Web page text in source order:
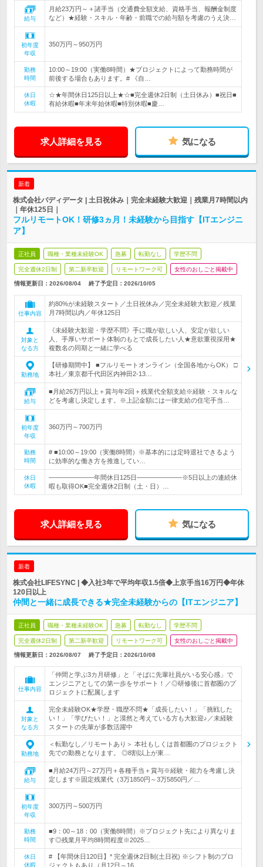
給与
月給23万円～＋諸手当（交通費全額支給、資格手当、報酬金制度
など）★経験・スキル・年齢・前職での給与額を考慮のうえ決…
初年度
年収
350万円～950万円
勤務
時間
10:00～19:00（実働8時間）★プロジェクトによって勤務時間が
前後する場合もあります。# 《自…
休日
休暇
☆★年間休日125日以上★☆■完全週休2日制（土日休み）■祝日■
有給休暇■年末年始休暇■特別休暇■慶…
求人詳細を見る 気になる
新着
株式会社バディデータ | 土日祝休み｜完全未経験大歓迎｜残業月7時間以内
｜年休125日｜
フルリモートOK！研修3ヵ月！未経験から目指す【ITエンジニ
ア】
正社員 職種・業種未経験OK 急募 転勤なし 学歴不問
完全週休2日制 第二新卒歓迎 リモートワーク可 女性のおしごと掲載中
情報更新日：2026/08/04 終了予定日： 2026/10/05
仕事内容
約80%が未経験スタート／土日祝休み／完全未経験大歓迎／残業
月7時間以内／年休125日
対象と
なる方
《未経験大歓迎・学歴不問》手に職が欲しい人、安定が欲しい
人、手厚いサポート体制のもとで成長したい人★意欲重視採用★
複数名の同期と一緒に学べる
勤務地
【研修期間中】 ■フルリモートオンライン（全国各地からOK） □
本社／東京都千代田区内神田2-13…
給与
■月給26万円以上＋賞与年2回＋残業代全額支給※経験・スキルな
どを考慮し決定します。※上記金額には一律支給の住宅手当…
初年度
年収
360万円～700万円
勤務
時間
# ■10:00～19:00（実働8時間）※基本的には定時退社できるよう
に効率的な働き方を推進してい…
休日
休暇
―――――――年間休日125日―――――――※5日以上の連続休
暇も取得OK■完全週休2日制（土・日）…
求人詳細を見る 気になる
新着
株式会社LIFESYNC | ◆入社3年で平均年収1.5倍◆上京手当16万円◆年休
120日以上
仲間と一緒に成長できる★完全未経験からの【ITエンジニア】
正社員 職種・業種未経験OK 急募 転勤なし 学歴不問
完全週休2日制 第二新卒歓迎 リモートワーク可 女性のおしごと掲載中
情報更新日：2026/08/07 終了予定日： 2026/10/08
仕事内容
「仲間と学ぶ3カ月研修」と「そばに先輩社員がいる安心感」で
エンジニアとしての第一歩をサポート！／◎研修後に首都圏のプ
ロジェクトに配属します
対象と
なる方
完全未経験OK★学歴・職歴不問★「成長したい！」「挑戦した
い！」「学びたい！」と漠然と考えている方も大歓迎♪／未経験
スタートの先輩が多数活躍中
勤務地
＜転勤なし／リモートあり＞ 本社もしくは首都圏のプロジェクト
先での勤務となります。 ◎8割以上が東…
給与
■月給24万円～27万円＋各種手当＋賞与※経験・能力を考慮し決
定します※固定残業代（3万1850円～3万5850円／…
初年度
年収
300万円～500万円
勤務
時間
■9：00～18：00（実働8時間）※プロジェクト先により異なりま
す◎残業月平均8時間程度※2025…
休日
休暇
# 【年間休日120日】* 完全週休2日制(土日祝) ※シフト制のプロ
ジェクトもあり（月12日～16…